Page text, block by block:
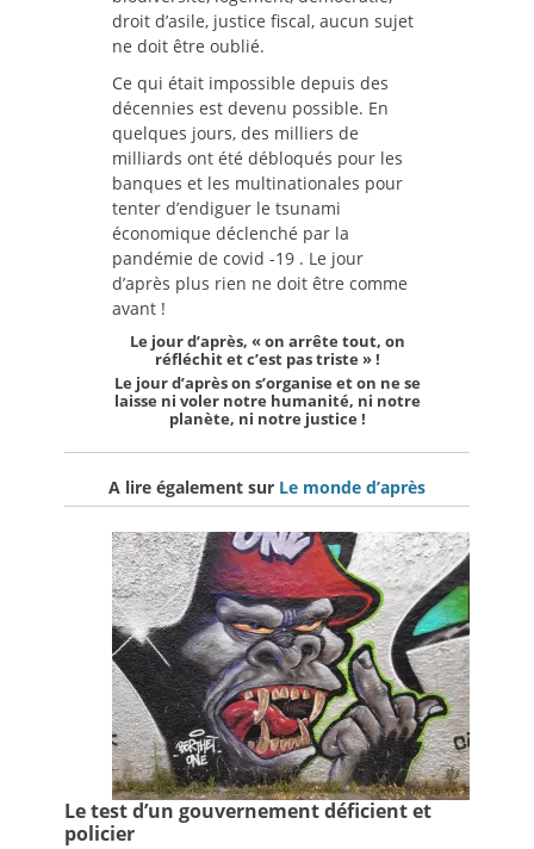
droit d’asile, justice fiscal, aucun sujet
ne doit être oublié.
Ce qui était impossible depuis des
décennies est devenu possible. En
quelques jours, des milliers de
milliards ont été débloqués pour les
banques et les multinationales pour
tenter d’endiguer le tsunami
économique déclenché par la
pandémie de covid -19 . Le jour
d’après plus rien ne doit être comme
avant !
Le jour d’après, « on arrête tout, on
réfléchit et c’est pas triste » !
Le jour d’après on s’organise et on ne se
laisse ni voler notre humanité, ni notre
planète, ni notre justice !
A lire également sur Le monde d’après
Le test d’un gouvernement déficient et
policier